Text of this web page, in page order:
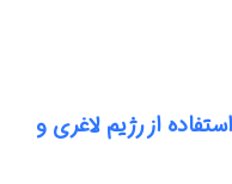
از رژیم لاغری و